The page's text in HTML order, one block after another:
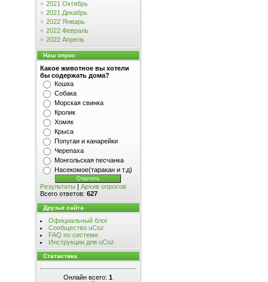
2021 Октябрь
2021 Декабрь
2022 Январь
2022 Февраль
2022 Апрель
Наш опрос
Какое животное вы хотели
бы содержать дома?
Кошка
Собака
Морская свинка
Кролик
Хомяк
Крыса
Попугаи и канарейки
Черепаха
Монгольская песчанка
Насекомое(таракан и т.д)
Результаты| Архив опросов
Всего ответов: 627
Друзья сайта
Официальный блог
Сообщество uCoz
FAQ по системе
Инструкции для uCoz
Статистика
Онлайн всего: 1